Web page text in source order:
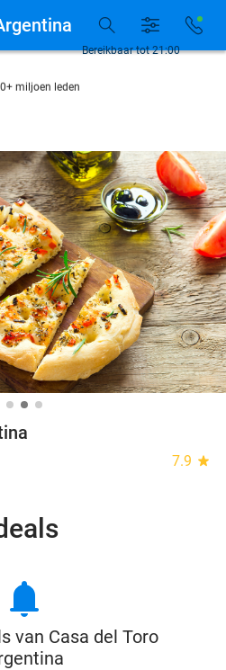
per week beschikbaar
miljoen leden
per week beschikbaar
miljoen leden
Bereikbaar tot 21:00
7.9 star
notifications
van Casa del Toro